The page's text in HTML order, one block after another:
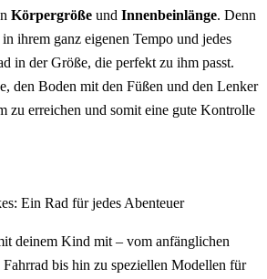
Körpergröße und Innenbeinlänge. Denn
ihrem ganz eigenen Tempo und jedes
in der Größe, die perfekt zu ihm passt.
den Boden mit den Füßen und den Lenker
zu erreichen und somit eine gute Kontrolle
Ein Rad für jedes Abenteuer
deinem Kind mit – vom anfänglichen
Fahrrad bis hin zu speziellen Modellen für